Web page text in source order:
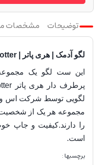
توضیحات مشخصات
لگو آدمک | هری پاتر | LEGO Harry Potter
پرطرف دار هری پاتر
مجموعه هر یک از شخصیت
را دارند.کیفیت و جاپ
است.
برچسبها :